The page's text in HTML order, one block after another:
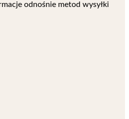
odnośnie metod wysyłki